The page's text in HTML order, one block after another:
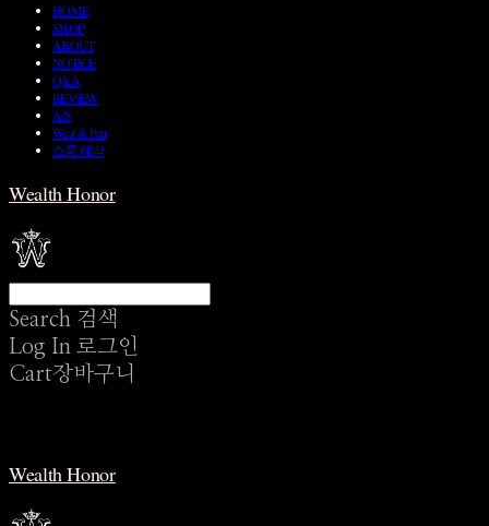
HOME
SHOP
ABOUT
NOTICE
Q&A
REVIEW
A/S
Wear & Pair
쇼룸 예약
Wealth Honor
Search 검색
Log In 로그인
Cart장바구니
Wealth Honor